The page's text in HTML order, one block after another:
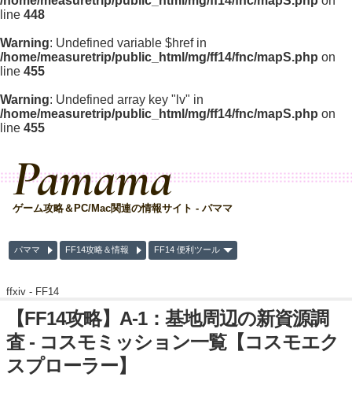
line 448
Warning: Undefined variable $href in
/home/measuretrip/public_html/mg/ff14/fnc/mapS.php on
line 455
Warning: Undefined array key "lv" in
/home/measuretrip/public_html/mg/ff14/fnc/mapS.php on
line 455
Pamama
ゲーム攻略＆PC/Mac関連の情報サイト - パママ
パママ FF14攻略＆情報 FF14 便利ツール
ffxiv - FF14
【FF14攻略】A-1：基地周辺の新資源調
査 - コスモミッション一覧【コスモエク
スプローラー】